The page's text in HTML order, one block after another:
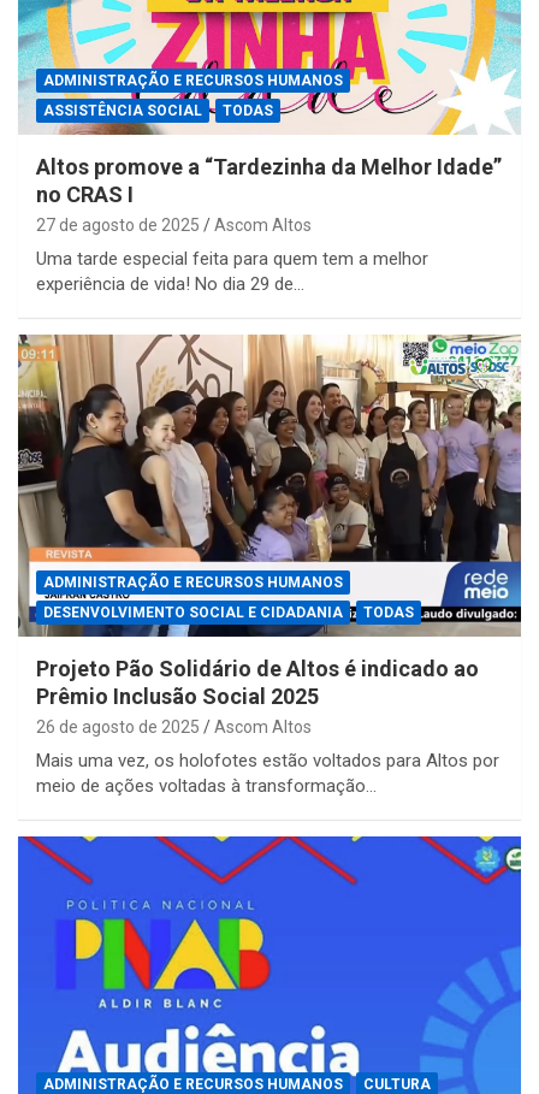
ADMINISTRAÇÃO E RECURSOS HUMANOS
ASSISTÊNCIA SOCIAL
TODAS
Altos promove a “Tardezinha da Melhor Idade”
no CRAS I
27 de agosto de 2025 Ascom Altos
Uma tarde especial feita para quem tem a melhor
experiência de vida! No dia 29 de…
ADMINISTRAÇÃO E RECURSOS HUMANOS
DESENVOLVIMENTO SOCIAL E CIDADANIA
TODAS
Projeto Pão Solidário de Altos é indicado ao
Prêmio Inclusão Social 2025
26 de agosto de 2025 Ascom Altos
Mais uma vez, os holofotes estão voltados para Altos por
meio de ações voltadas à transformação…
ADMINISTRAÇÃO E RECURSOS HUMANOS
CULTURA